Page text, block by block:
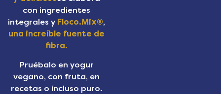
con ingredientes
integrales y Floco.Mix®,
una increíble fuente de
fibra.
Pruébalo en yogur
vegano, con fruta, en
recetas o incluso puro.